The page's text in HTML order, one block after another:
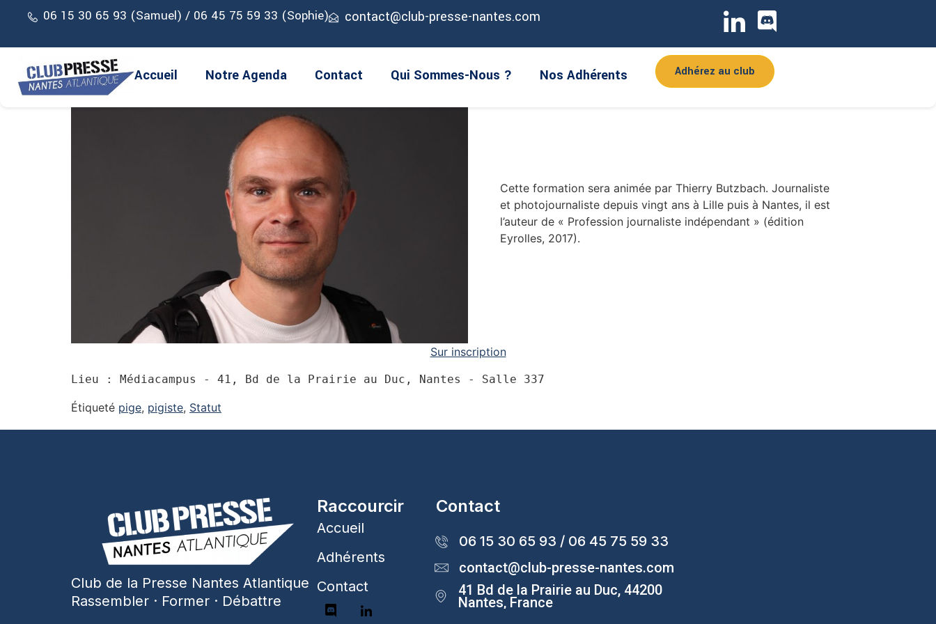
06 15 30 65 93 (Samuel) / 06 45 75 59 33 (Sophie) contact@club-presse-nantes.com
Accueil Notre Agenda Contact Qui Sommes-Nous ? Nos Adhérents Adhérez au club
Vous débutez ou allez débuter le journalisme à la pige ? Cet atelier est fait pour vous ! Avec d’abord un rappel juridique sur le statut des pigistes et
ensuite des éléments sur l’organisation personnelle à adopter pour trouver des collaborations à la pige : choix des sujets, travail des synopsis, contact
Rendez-vous levendredi 4 octobre de 12h30 à 14hau Médiacampus, salle 337.
Cette formation sera animée par Thierry Butzbach. Journaliste
et photojournaliste depuis vingt ans à Lille puis à Nantes, il est
l’auteur de « Profession journaliste indépendant » (édition
Eyrolles, 2017).
Sur inscription
Lieu : Médiacampus - 41, Bd de la Prairie au Duc, Nantes - Salle 337
Étiqueté pige, pigiste, Statut
Club de la Presse Nantes Atlantique
Rassembler · Former · Débattre
Raccourcir
Accueil
Adhérents
Contact
Contact
06 15 30 65 93 / 06 45 75 59 33
contact@club-presse-nantes.com
41 Bd de la Prairie au Duc, 44200
Nantes, France